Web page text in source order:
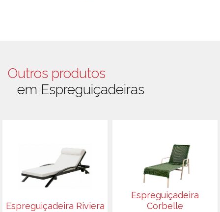
Outros produtos
em Espreguiçadeiras
Espreguiçadeira Riviera
Espreguiçadeira
Corbelle